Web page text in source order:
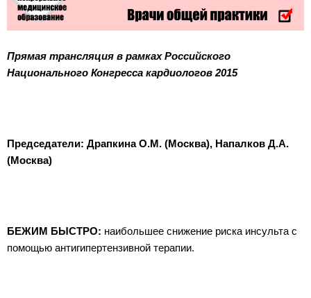
Прямая трансляция в рамках Российского
Национального Конгресса кардиологов 2015
Председатели: Драпкина О.М. (Москва), Напалков Д.А.
(Москва)
БЕЖИМ БЫСТРО: наибольшее снижение риска инсульта с
помощью антигипертензивной терапии.